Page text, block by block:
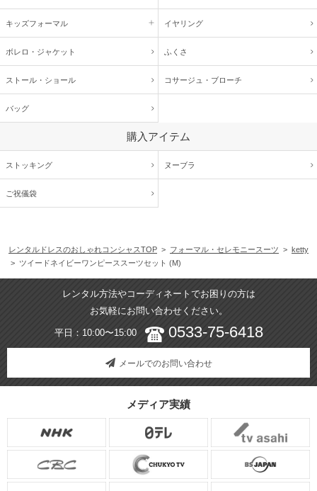
キッズフォーマル イヤリング
ボレロ・ジャケット ふくさ
ストール・ショール コサージュ・ ブローチ
バッグ
購入アイテム
ストッキング ヌーブラ
ご祝儀袋
レンタルドレスのおしゃれコンシャスTOP > フォーマル・セレモニースーツ > ketty
> ツイードネイビーワンピーススーツセット (M)
レンタル方法やコーディネートでお困りの方は
お気軽にお問い合わせください。
平日：10:00〜15:00 0533-75-6418
メールでのお問い合わせ
メディア実績